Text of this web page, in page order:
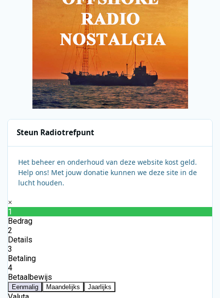
Steun Radiotrefpunt
Het beheer en onderhoud van deze website kost geld.
Help ons! Met jouw donatie kunnen we deze site in de
lucht houden.